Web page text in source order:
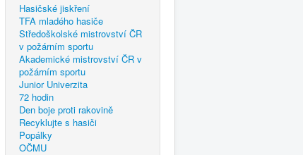
Hasičské jiskření
TFA mladého hasiče
Středoškolské mistrovství ČR
v požárním sportu
Akademické mistrovství ČR v
požárním sportu
Junior Univerzita
72 hodin
Den boje proti rakovině
Recyklujte s hasiči
Popálky
OČMU